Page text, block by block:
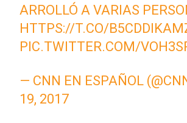
ARROLLÓ A VARIAS
HTTPS://T.CO/
PIC.TWITTER.COM/
— CNN EN ESPAÑOL
19, 2017